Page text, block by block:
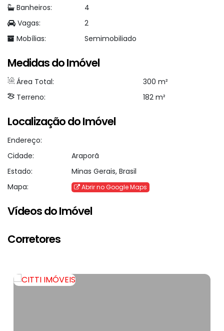
Banheiros:
4
Vagas:
2
Mobílias:
Semimobiliado
Medidas do Imóvel
Área Total:
300 m²
Terreno:
182 m²
Localização do Imóvel
Endereço:
Cidade:
Araporã
Estado:
Minas Gerais, Brasil
Mapa:
Abrir no Google Maps
Vídeos do Imóvel
Corretores